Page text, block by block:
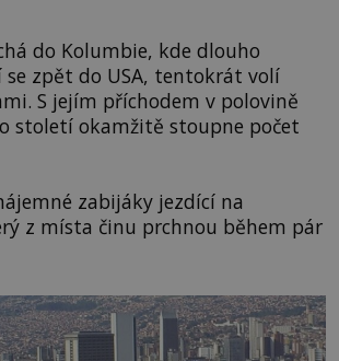
do Kolumbie, kde dlouho
se zpět do USA, tentokrát volí
S jejím příchodem v polovině
století okamžitě stoupne počet
zabijáky jezdící na
z místa činu prchnou během pár